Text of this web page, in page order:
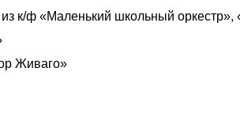
к/ф «Маленький школьный
Живаго»